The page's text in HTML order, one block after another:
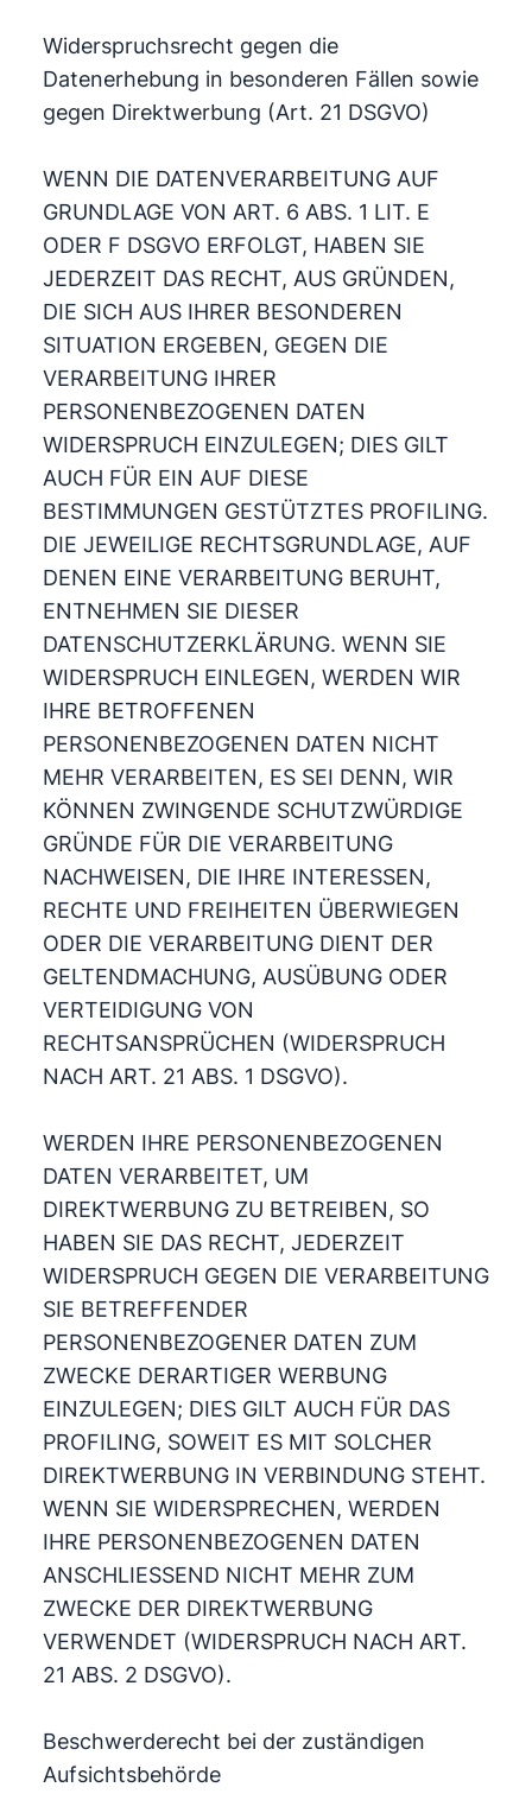
Widerspruchsrecht gegen die
Datenerhebung in besonderen Fällen sowie
gegen Direktwerbung (Art. 21 DSGVO)
WENN DIE DATENVERARBEITUNG AUF
GRUNDLAGE VON ART. 6 ABS. 1 LIT. E
ODER F DSGVO ERFOLGT, HABEN SIE
JEDERZEIT DAS RECHT, AUS GRÜNDEN,
DIE SICH AUS IHRER BESONDEREN
SITUATION ERGEBEN, GEGEN DIE
VERARBEITUNG IHRER
PERSONENBEZOGENEN DATEN
WIDERSPRUCH EINZULEGEN; DIES GILT
AUCH FÜR EIN AUF DIESE
BESTIMMUNGEN GESTÜTZTES PROFILING.
DIE JEWEILIGE RECHTSGRUNDLAGE, AUF
DENEN EINE VERARBEITUNG BERUHT,
ENTNEHMEN SIE DIESER
DATENSCHUTZERKLÄRUNG. WENN SIE
WIDERSPRUCH EINLEGEN, WERDEN WIR
IHRE BETROFFENEN
PERSONENBEZOGENEN DATEN NICHT
MEHR VERARBEITEN, ES SEI DENN, WIR
KÖNNEN ZWINGENDE SCHUTZWÜRDIGE
GRÜNDE FÜR DIE VERARBEITUNG
NACHWEISEN, DIE IHRE INTERESSEN,
RECHTE UND FREIHEITEN ÜBERWIEGEN
ODER DIE VERARBEITUNG DIENT DER
GELTENDMACHUNG, AUSÜBUNG ODER
VERTEIDIGUNG VON
RECHTSANSPRÜCHEN (WIDERSPRUCH
NACH ART. 21 ABS. 1 DSGVO).
WERDEN IHRE PERSONENBEZOGENEN
DATEN VERARBEITET, UM
DIREKTWERBUNG ZU BETREIBEN, SO
HABEN SIE DAS RECHT, JEDERZEIT
WIDERSPRUCH GEGEN DIE VERARBEITUNG
SIE BETREFFENDER
PERSONENBEZOGENER DATEN ZUM
ZWECKE DERARTIGER WERBUNG
EINZULEGEN; DIES GILT AUCH FÜR DAS
PROFILING, SOWEIT ES MIT SOLCHER
DIREKTWERBUNG IN VERBINDUNG STEHT.
WENN SIE WIDERSPRECHEN, WERDEN
IHRE PERSONENBEZOGENEN DATEN
ANSCHLIESSEND NICHT MEHR ZUM
ZWECKE DER DIREKTWERBUNG
VERWENDET (WIDERSPRUCH NACH ART.
21 ABS. 2 DSGVO).
Beschwerderecht bei der zuständigen
Aufsichtsbehörde